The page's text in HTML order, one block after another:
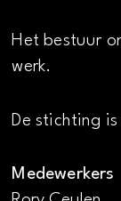
Het bestuur
werk.
De stichting is
Medewerkers